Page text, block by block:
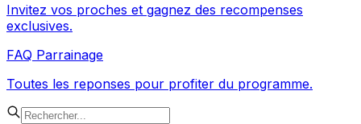
Invitez vos proches et gagnez des recompenses
exclusives.
FAQ Parrainage
Toutes les reponses pour profiter du programme.